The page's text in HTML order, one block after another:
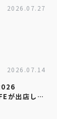
2026.07.27
2026.07.14
が出店しま